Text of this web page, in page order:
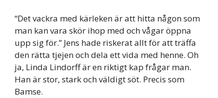
“Det vackra med kärleken är att hitta någon som
man kan vara skör ihop med och vågar öppna
upp sig för.” Jens hade riskerat allt för att träffa
den rätta tjejen och dela ett vida med henne. Oh
ja, Linda Lindorff är en riktigt kap frågar man.
Han är stor, stark och väldigt söt. Precis som
Bamse.